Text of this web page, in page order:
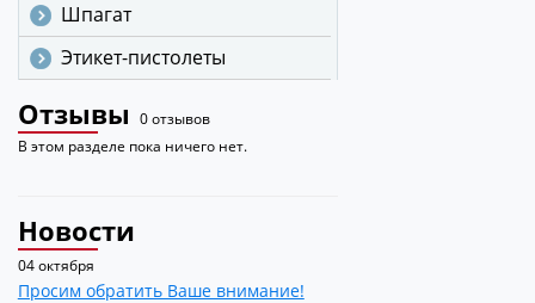
Шпагат
Этикет-пистолеты
Отзывы 0 отзывов
В этом разделе пока ничего нет.
Новости
04 октября
Просим обратить Ваше внимание!